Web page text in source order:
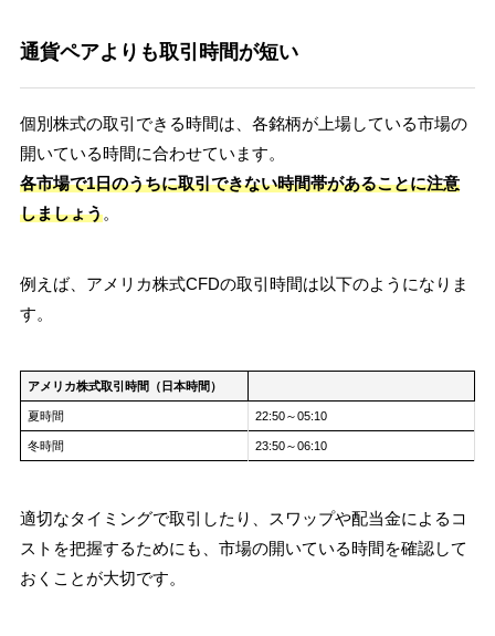
通貨ペアよりも取引時間が短い
個別株式の取引できる時間は、各銘柄が上場している市場の
開いている時間に合わせています。
各市場で1日のうちに取引できない時間帯があることに注意
しましょう。
例えば、アメリカ株式CFDの取引時間は以下のようになりま
す。
アメリカ株式取引時間（日本時間）
夏時間 22:50～05:10
冬時間 23:50～06:10
適切なタイミングで取引したり、スワップや配当金によるコ
ストを把握するためにも、市場の開いている時間を確認して
おくことが大切です。